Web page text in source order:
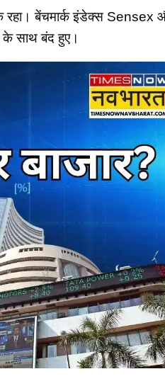
रहा। बेंचमार्क इंडेक्स
के साथ बंद हुए।